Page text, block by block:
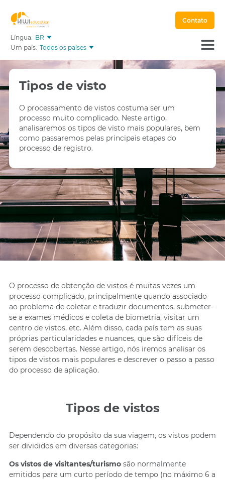
Língua: BR
Um país: Todos os países
Contato
Tipos de visto
O processamento de vistos costuma ser um
processo muito complicado. Neste artigo,
analisaremos os tipos de visto mais populares, bem
como passaremos pelas principais etapas do
processo de registro.
O processo de obtenção de vistos é muitas vezes um
processo complicado, principalmente quando associado
ao problema de coletar e traduzir documentos, submeter-
se a exames médicos e coleta de biometria, visitar um
centro de vistos, etc. Além disso, cada país tem as suas
próprias particularidades e nuances, que são difíceis de
serem descobertas. Nesse artigo, nós iremos analisar os
tipos de vistos mais populares e descrever o passo a passo
do processo de aplicação.
Tipos de vistos
Dependendo do propósito da sua viagem, os vistos podem
ser divididos em diversas categorias:
Os vistos de visitantes/turismosão normalmente
emitidos para um curto período de tempo (no máximo 6 a